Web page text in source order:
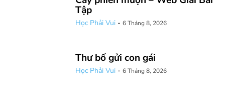
Tập
Học Phải Vui - 6 Tháng 8, 2026
Thư bố gửi con gái
Học Phải Vui - 6 Tháng 8, 2026